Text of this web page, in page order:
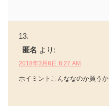
匿名 より:
2018年3月6日 8:27 AM
ホイミントこんななのか買うか